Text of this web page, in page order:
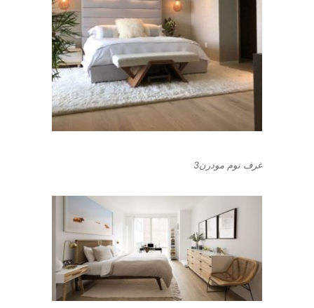
غرف نوم مودرن3